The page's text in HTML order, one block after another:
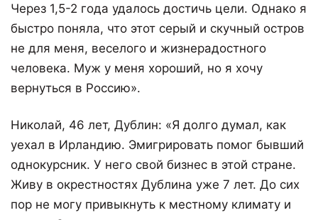
Через 1,5-2 года удалось достичь цели. Однако я
быстро поняла, что этот серый и скучный остров
не для меня, веселого и жизнерадостного
человека. Муж у меня хороший, но я хочу
вернуться в Россию».
Николай, 46 лет, Дублин: «Я долго думал, как
уехал в Ирландию. Эмигрировать помог бывший
однокурсник. У него свой бизнес в этой стране.
Живу в окрестностях Дублина уже 7 лет. До сих
пор не могу привыкнуть к местному климату и